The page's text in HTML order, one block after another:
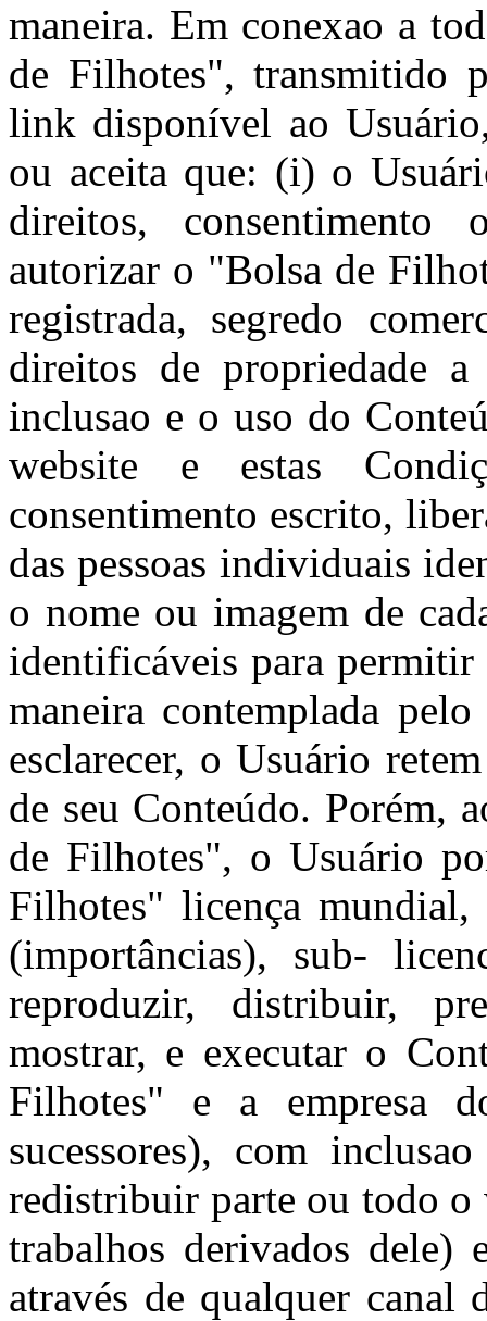
maneira. Em conexao a
de Filhotes", transmitido
link disponível ao
ou aceita que: (i) o
direitos,
autorizar o "Bolsa de
registrada, segredo
direitos de propriedade
inclusao e o uso do
website e estas
consentimento escrito,
das pessoas individuais
o nome ou imagem de
identificáveis para
maneira contemplada
esclarecer, o Usuário
de seu Conteúdo. Porém,
de Filhotes", o Usuário
Filhotes" licença
(importâncias), sub-
reproduzir, distribuir,
mostrar, e executar o
Filhotes" e a empresa
sucessores), com
redistribuir parte ou todo
trabalhos derivados
através de qualquer